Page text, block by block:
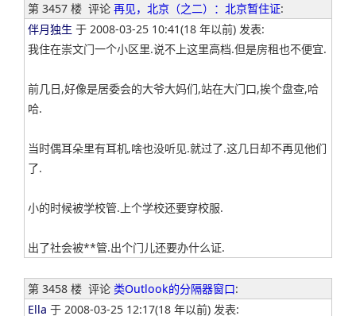
第 3457 楼 评论 再见，北京（之二）：北京暂住证:
伴月独生 于 2008-03-25 10:41(18 年以前) 发表:
我住在崇文门一个小区里.说不上这里高档.但是房租也不便宜.
前几日,好像是居委会的大爷大妈们,站在大门口,挨个盘查,哈
哈.
当时偶耳朵里有耳机,啥也没听见.就过了.这几日却不再见他们
了.
小的时候被学校管.上个学校还要穿校服.
出了社会被**管.出个门儿还要办什么证.
第 3458 楼 评论 类Outlook的分隔器窗口:
Ella 于 2008-03-25 12:17(18 年以前) 发表: